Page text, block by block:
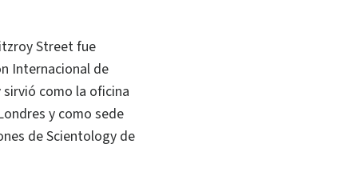
Street fue
Internacional de
como la oficina
y como sede
de Scientology de